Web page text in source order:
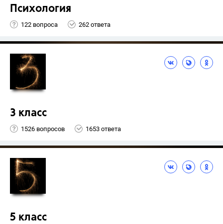
Психология
122 вопроса 262 ответа
3 класс
1526 вопросов 1653 ответа
5 класс